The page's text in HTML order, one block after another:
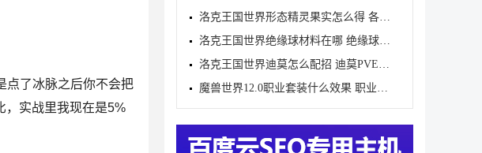
点了冰脉之后你不会把
，实战里我现在是5%
洛克王国世界形态精灵果实怎么得 各形态精灵果实获取
洛克王国世界绝缘球材料在哪 绝缘球材料收集线路攻略
洛克王国世界迪莫怎么配招 迪莫PVE与PVP配招推荐
魔兽世界12.0职业套装什么效果 职业套装一览